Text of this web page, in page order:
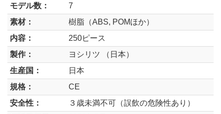
モデル数：
7
素材：
樹脂（ABS, POMほか）
内容：
250ピース
製作：
ヨシリツ （日本）
生産国：
日本
規格：
CE
安全性：
３歳未満不可（誤飲の危険性あり）